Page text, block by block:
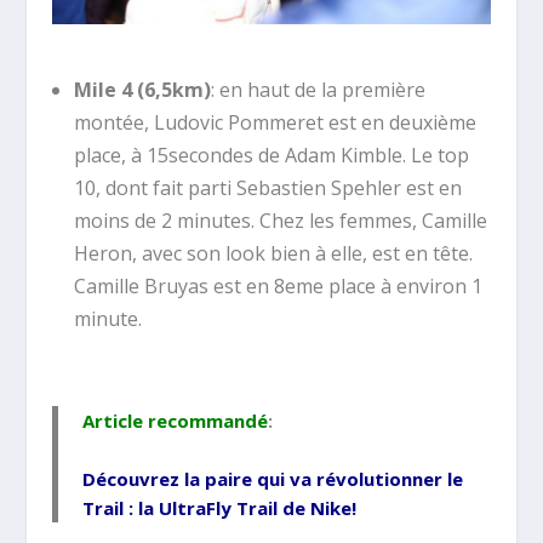
Mile 4 (6,5km): en haut de la première
montée, Ludovic Pommeret est en deuxième
place, à 15secondes de Adam Kimble. Le top
10, dont fait parti Sebastien Spehler est en
moins de 2 minutes. Chez les femmes, Camille
Heron, avec son look bien à elle, est en tête.
Camille Bruyas est en 8eme place à environ 1
minute.
Article recommandé:
Découvrez la paire qui va révolutionner le
Trail : la UltraFly Trail de Nike!